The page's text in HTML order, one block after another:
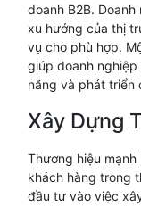
doanh B2B.
xu hướng của thị
vụ cho phù hợp.
giúp doanh
năng và phát triển
Xây Dựng
Thương hiệu
khách hàng trong
đầu tư vào việc